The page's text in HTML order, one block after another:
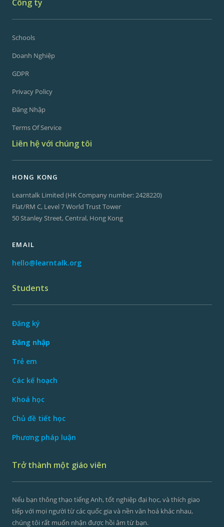
Công ty
Schools
Doanh Nghiệp
GDPR
Privacy Policy
Đăng Nhập
Terms Of Service
Liên hệ với chúng tôi
HONG KONG
Learntalk Limited (HK Company number: 2428220)
Flat/RM C, Level 7 World Trust Tower
50 Stanley Street, Central, Hong Kong
EMAIL
hello@learntalk.org
Students
Đăng ký
Đăng nhập
Trẻ em
Các kế hoạch
Khoá học
Chủ đề tiết học
Phương pháp luận
Trở thành một giáo viên
Nếu bạn thông thạo tiếng Anh, tốt nghiệp đại học, và thích giao
tiếp với mọi người từ các quốc gia và nền văn hoá khác nhau,
chúng tôi rất muốn nhận được hồi âm từ bạn.